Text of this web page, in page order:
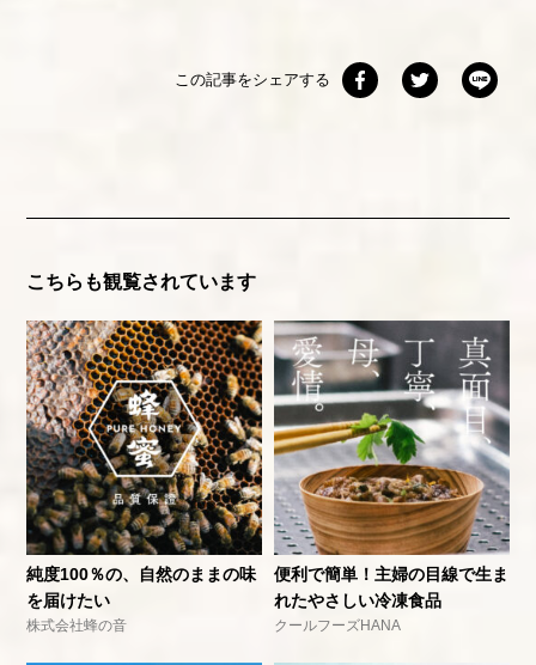
この記事をシェアする
こちらも観覧されています
純度100％の、自然のままの味
を届けたい
株式会社蜂の音
便利で簡単！主婦の目線で生ま
れたやさしい冷凍食品
クールフーズHANA